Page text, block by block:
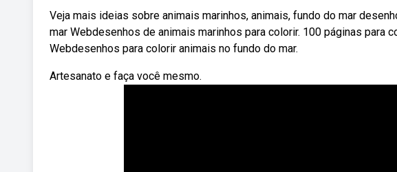
Veja mais ideias sobre animais marinhos, animais, fundo do mar
mar Webdesenhos de animais marinhos para colorir. 100 páginas para
Webdesenhos para colorir animais no fundo do mar.
Artesanato e faça você mesmo.